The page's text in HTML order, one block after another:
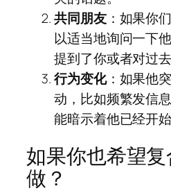
共同朋友：如果你
以适当地询问一下
提到了你或者对过
行为变化：如果他
动，比如频繁发信
能暗示着他已经开
如果你也希望
做？